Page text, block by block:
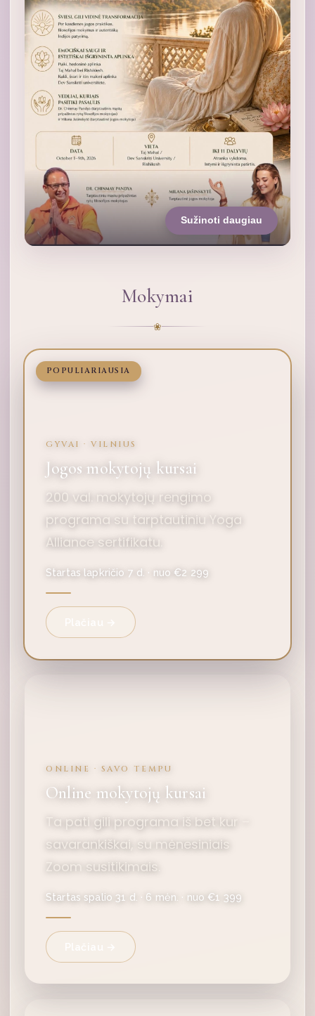
Sužinoti daugiau
Mokymai
❀
POPULIARIAUSIA
GYVAI · VILNIUS
Jogos mokytojų kursai
200 val. mokytojų rengimo
programa su tarptautiniu Yoga
Alliance sertifikatu.
Startas lapkričio 7 d. · nuo €2 299
ONLINE · SAVO TEMPU
Online mokytojų kursai
Ta pati gili programa iš bet kur –
savarankiškai, su mėnesiniais
Zoom susitikimais.
Startas spalio 31 d. · 6 mėn. · nuo €1 399